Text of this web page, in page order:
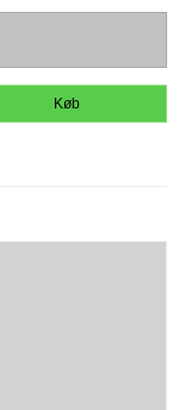
Køb